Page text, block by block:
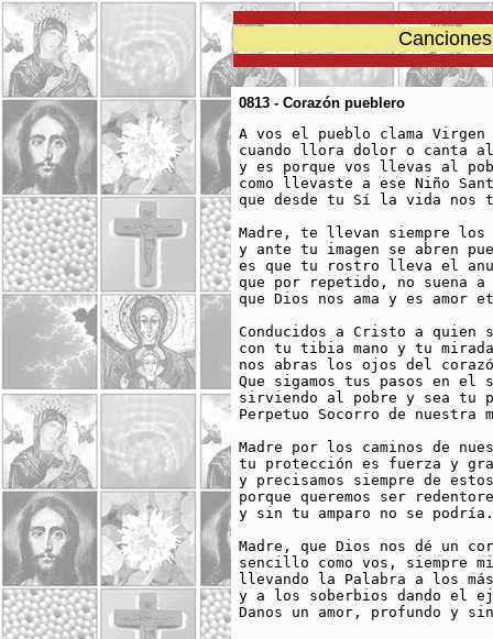
0813 - Corazón pueblero
A vos el pueblo clama Virgen
cuando llora dolor o canta
y es porque vos llevas al
como llevaste a ese Niño
que desde tu Sí la vida nos
Madre, te llevan siempre los
y ante tu imagen se abren
es que tu rostro lleva el
que por repetido, no suena
que Dios nos ama y es amor
Conducidos a Cristo a quien
con tu tibia mano y tu mirada
nos abras los ojos del
Que sigamos tus pasos en el
sirviendo al pobre y sea tu
Perpetuo Socorro de nuestra
Madre por los caminos de
tu protección es fuerza y
y precisamos siempre de
porque queremos ser
y sin tu amparo no se podría.
Madre, que Dios nos dé un
sencillo como vos, siempre
llevando la Palabra a los más
y a los soberbios dando el
Danos un amor, profundo y